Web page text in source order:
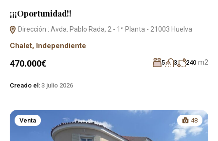
¡¡¡Oportunidad!!
Dirección : Avda. Pablo Rada, 2 - 1ª Planta - 21003 Huelva
Chalet, Independiente
470.000€ 5 3 240 m2
Creado el: 3 julio 2026
Venta 48